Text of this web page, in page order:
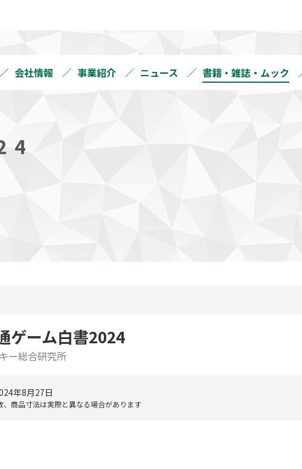
会社情報 事業紹介 ニュース 書籍・雑誌・ムック
ゲーム白書2024
ー総合研究所
年8月27日
商品寸法は実際と異なる場合があります